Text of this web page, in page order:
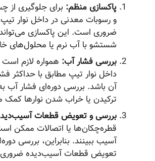
پاکسازی منظم:برای جلوگیری از
و رسوبات معدنی در داخل نوار تیپ،
ضروری است. این پاکسازی می‌تواند
شستشو با آب نرم یا محلول‌های
بررسی فشار آب:همواره لازم است
داخل نوار تیپ مطابق با حداکثر
آن باشد. بررسی دوره‌ای فشار آب به
ترکیدن یا خراب شدن نوارها کمک
بررسی و تعویض قطعات آسیب‌دیده:
قطره‌چکان‌ها یا اتصالات ممکن است
آسیب ببینند. بنابراین، بررسی
تعویض قطعات آسیب‌دیده ضروری